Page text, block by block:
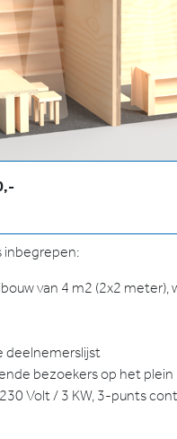
inbegrepen:
van 4 m2 (2x2 meter),
deelnemerslijst
bezoekers op het plein
Volt / 3 KW, 3-punts